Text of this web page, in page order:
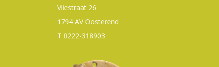
Vliestraat 26
1794 AV Oosterend
T 0222-318903